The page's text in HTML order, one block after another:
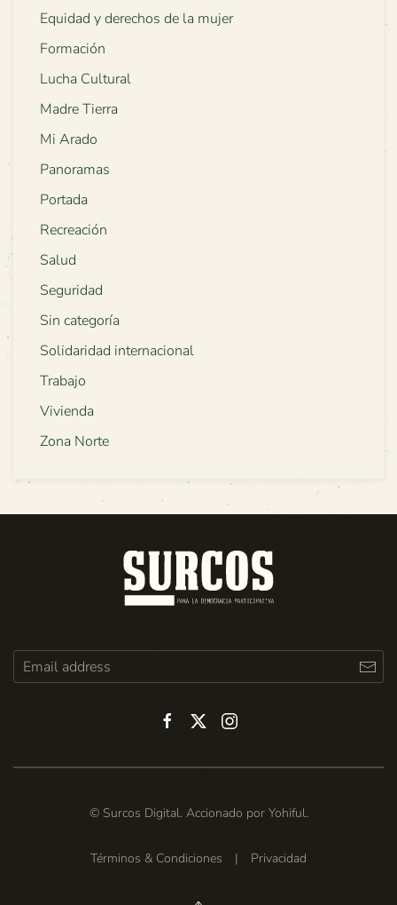
Equidad y derechos de la mujer
Formación
Lucha Cultural
Madre Tierra
Mi Arado
Panoramas
Portada
Recreación
Salud
Seguridad
Sin categoría
Solidaridad internacional
Trabajo
Vivienda
Zona Norte
© Surcos Digital. Accionado por Yohiful.
Términos & Condiciones | Privacidad